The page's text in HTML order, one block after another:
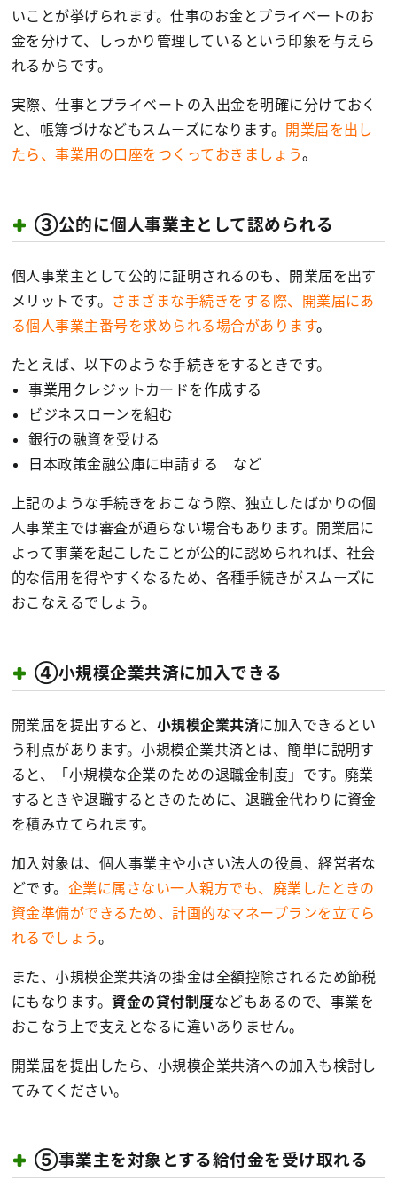
いことが挙げられます。仕事のお金とプライベートのお
金を分けて、しっかり管理しているという印象を与えら
れるからです。
実際、仕事とプライベートの入出金を明確に分けておく
と、帳簿づけなどもスムーズになります。 開業届を出し
たら、事業用の口座をつくっておきましょう。
③公的に個人事業主として認められる
個人事業主として公的に証明されるのも、開業届を出す
メリットです。 さまざまな手続きをする際、開業届にあ
る個人事業主番号を求められる場合があります。
たとえば、以下のような手続きをするときです。
事業用クレジットカードを作成する
ビジネスローンを組む
銀行の融資を受ける
日本政策金融公庫に申請する など
上記のような手続きをおこなう際、独立したばかりの個
人事業主では審査が通らない場合もあります。開業届に
よって事業を起こしたことが公的に認められれば、社会
的な信用を得やすくなるため、各種手続きがスムーズに
おこなえるでしょう。
④小規模企業共済に加入できる
開業届を提出すると、 小規模企業共済に加入できるとい
う利点があります。小規模企業共済とは、簡単に説明す
ると、「小規模な企業のための退職金制度」です。廃業
するときや退職するときのために、退職金代わりに資金
を積み立てられます。
加入対象は、個人事業主や小さい法人の役員、経営者な
どです。 企業に属さない一人親方でも、廃業したときの
資金準備ができるため、計画的なマネープランを立てら
れるでしょう。
また、小規模企業共済の掛金は全額控除されるため節税
にもなります。資金の貸付制度などもあるので、事業を
おこなう上で支えとなるに違いありません。
開業届を提出したら、小規模企業共済への加入も検討し
てみてください。
⑤事業主を対象とする給付金を受け取れる